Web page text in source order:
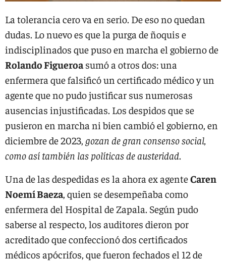
La tolerancia cero va en serio. De eso no quedan
dudas. Lo nuevo es que la purga de ñoquis e
indisciplinados que puso en marcha el gobierno de
Rolando Figueroa sumó a otros dos: una
enfermera que falsificó un certificado médico y un
agente que no pudo justificar sus numerosas
ausencias injustificadas. Los despidos que se
pusieron en marcha ni bien cambió el gobierno, en
diciembre de 2023, gozan de gran consenso social,
como así también las políticas de austeridad.
Una de las despedidas es la ahora ex agenteCaren
Noemí Baeza, quien se desempeñaba como
enfermera del Hospital de Zapala. Según pudo
saberse al respecto, los auditores dieron por
acreditado que confeccionó dos certificados
médicos apócrifos, que fueron fechados el 12 de